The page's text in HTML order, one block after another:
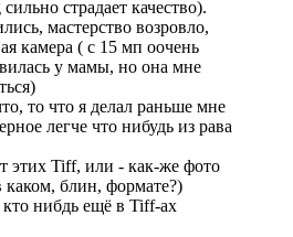
страдает качество).
мастерство возровло,
камера ( с 15 мп оочень
у мамы, но она мне
то что я делал раньше мне
легче что нибудь из рава
этих Tiff, или - как-же фото
каком, блин, формате?)
нибдь ещё в Tiff-ах